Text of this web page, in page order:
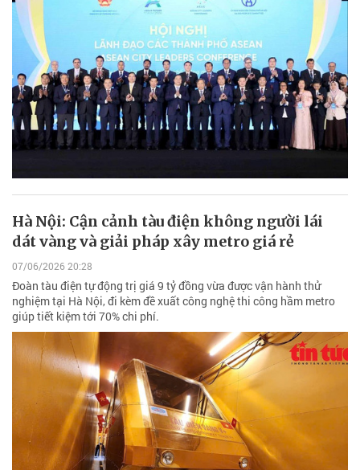
Hà Nội: Cận cảnh tàu điện không người lái
dát vàng và giải pháp xây metro giá rẻ
07/06/2026 20:28
Đoàn tàu điện tự động trị giá 9 tỷ đồng vừa được vận hành thử
nghiệm tại Hà Nội, đi kèm đề xuất công nghệ thi công hầm metro
giúp tiết kiệm tới 70% chi phí.